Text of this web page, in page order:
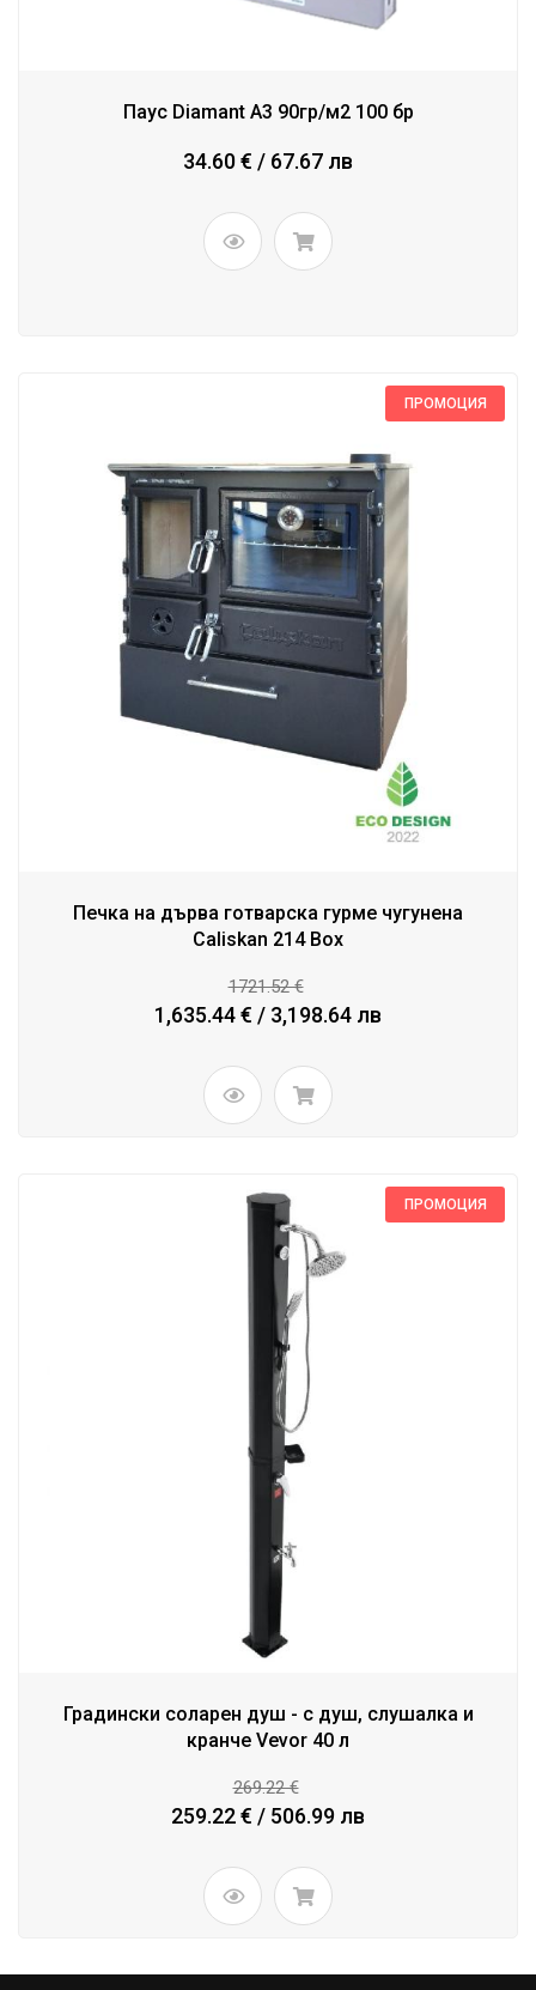
Паус Diamant A3 90гр/м2 100 бр
34.60 € / 67.67 лв
ПРОМОЦИЯ
Печка на дърва готварска гурме чугунена
Caliskan 214 Box
1721.52 €
1,635.44 € / 3,198.64 лв
ПРОМОЦИЯ
Градински соларен душ - с душ, слушалка и
кранче Vevor 40 л
269.22 €
259.22 € / 506.99 лв